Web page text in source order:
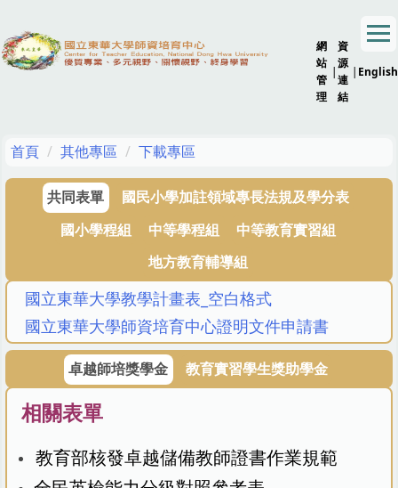
到
主
要
網
站
管
理
|
資
源
連
結
| English
首頁 其他專區 下載專區
共同表單
國民小學加註領域專長法規及學分表
國小學程組
中等學程組
中等教育實習組
地方教育輔導組
國立東華大學教學計畫表_空白格式
國立東華大學師資培育中心證明文件申請書
卓越師培獎學金 教育實習學生獎助學金
相關表單
教育部核發卓越儲備教師證書作業規範